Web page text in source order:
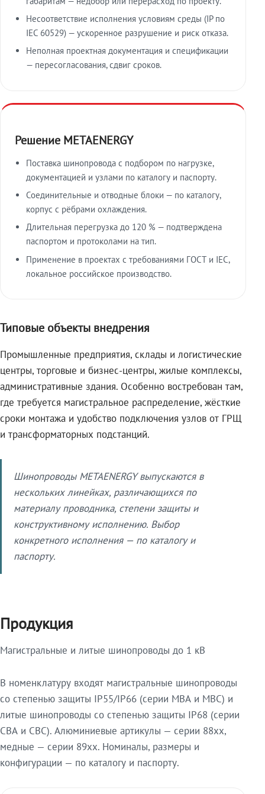
Несоответствие исполнения условиям среды (IP по
IEC 60529) — ускоренное разрушение и риск отказа.
Неполная проектная документация и спецификации
— пересогласования, сдвиг сроков.
Решение METAENERGY
Поставка шинопровода с подбором по нагрузке,
документацией и узлами по каталогу и паспорту.
Соединительные и отводные блоки — по каталогу,
корпус с рёбрами охлаждения.
Длительная перегрузка до 120 % — подтверждена
паспортом и протоколами на тип.
Применение в проектах с требованиями ГОСТ и IEC,
локальное российское производство.
Типовые объекты внедрения
Промышленные предприятия, склады и логистические
центры, торговые и бизнес-центры, жилые комплексы,
административные здания. Особенно востребован там,
где требуется магистральное распределение, жёсткие
сроки монтажа и удобство подключения узлов от ГРЩ
и трансформаторных подстанций.
Шинопроводы METAENERGY выпускаются в
нескольких линейках, различающихся по
материалу проводника, степени защиты и
конструктивному исполнению. Выбор
конкретного исполнения — по каталогу и
паспорту.
Продукция
Магистральные и литые шинопроводы до 1 кВ
В номенклатуру входят магистральные шинопроводы
со степенью защиты IP55/IP66 (серии МВА и МВС) и
литые шинопроводы со степенью защиты IP68 (серии
СВА и СВС). Алюминиевые артикулы — серии 88xx,
медные — серии 89xx. Номиналы, размеры и
конфигурации — по каталогу и паспорту.